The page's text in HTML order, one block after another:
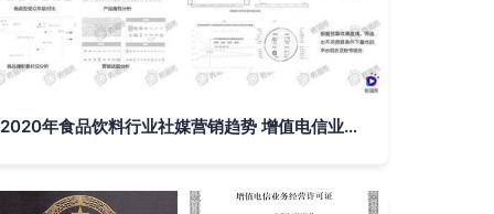
2020年食品饮料行业社媒营销趋势 增值电信业务经营中的数据驱动变革